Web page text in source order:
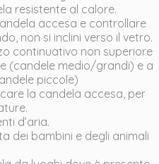
resistente al calore.
accesa e controllare
non si inclini verso il vetro.
continuativo non superiore
(candele medio/grandi) e a
piccole)
la candela accesa, per
d’aria.
dei bambini e degli animali